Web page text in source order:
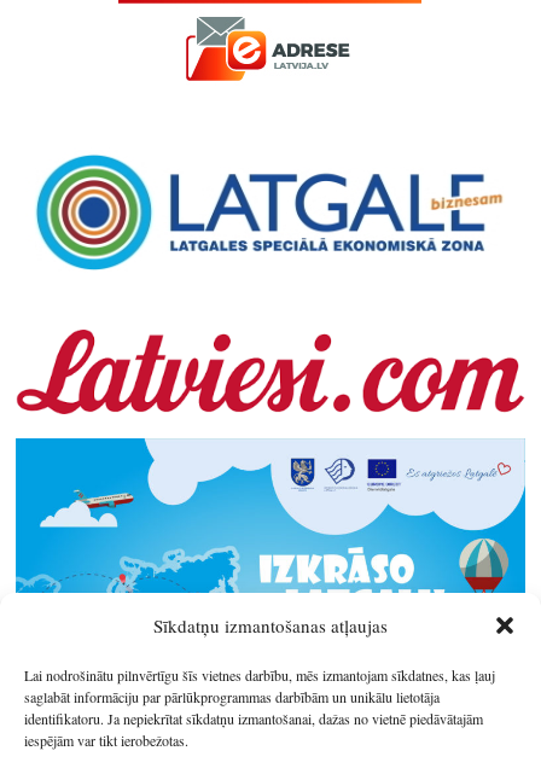
Sīkdatņu izmantošanas atļaujas
Lai nodrošinātu pilnvērtīgu šīs vietnes darbību, mēs izmantojam sīkdatnes, kas ļauj
saglabāt informāciju par pārlūkprogrammas darbībām un unikālu lietotāja
identifikatoru. Ja nepiekrītat sīkdatņu izmantošanai, dažas no vietnē piedāvātajām
iespējām var tikt ierobežotas.